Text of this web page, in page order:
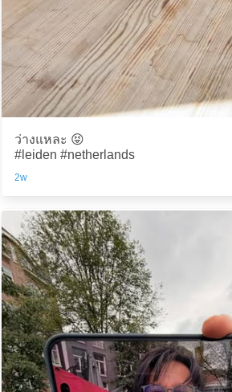
ว่างแหละ 😝
#leiden #netherlands
2w